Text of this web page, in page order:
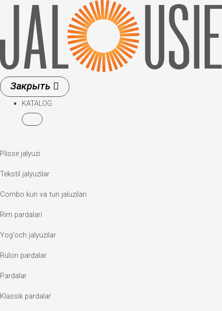
KATALOG
Plisse jalyuzi
Tekstil jalyuzilar
Combo kun va tun jaluzilari
Rim pardalari
Yog‘och jalyuzilar
Rulon pardalar
Pardalar
Klassik pardalar